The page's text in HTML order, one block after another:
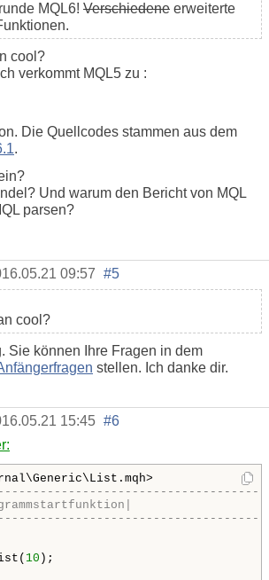
MQL6! Verschiedene erweiterte
cool?
verkommt MQL5 zu :
Die Quellcodes stammen aus dem
.
Und warum den Bericht von MQL
parsen?
09:57 #5
cool?
Sie können Ihre Fragen in dem
stellen. Ich danke dir.
15:45 #6
10 );